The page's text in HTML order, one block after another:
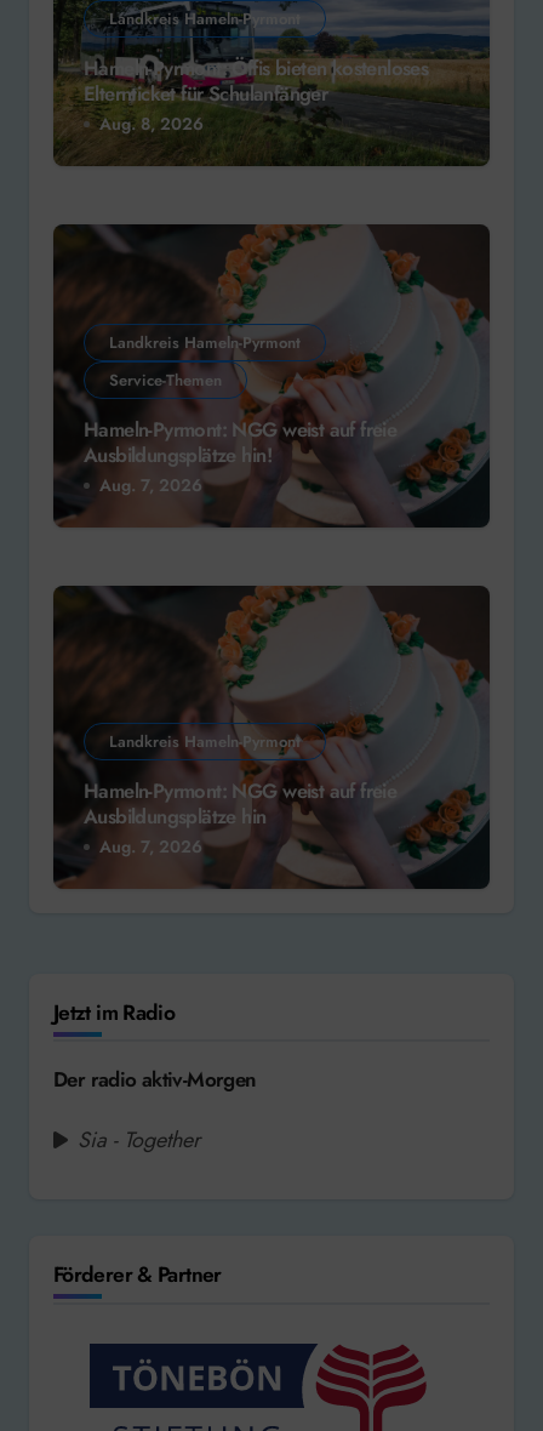
Landkreis Hameln-Pyrmont
Hameln-Pyrmont: Öffis bieten kostenloses
Elternticket für Schulanfänger
Aug. 8, 2026
Landkreis Hameln-Pyrmont
Service-Themen
Hameln-Pyrmont: NGG weist auf freie
Ausbildungsplätze hin!
Aug. 7, 2026
Landkreis Hameln-Pyrmont
Hameln-Pyrmont: NGG weist auf freie
Ausbildungsplätze hin
Aug. 7, 2026
Jetzt im Radio
Der radio aktiv-Morgen
Sia - Together
Förderer & Partner